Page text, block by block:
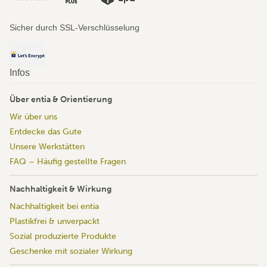
Sicher durch SSL-Verschlüsselung
Infos
Über entia & Orientierung
Wir über uns
Entdecke das Gute
Unsere Werkstätten
FAQ – Häufig gestellte Fragen
Nachhaltigkeit & Wirkung
Nachhaltigkeit bei entia
Plastikfrei & unverpackt
Sozial produzierte Produkte
Geschenke mit sozialer Wirkung